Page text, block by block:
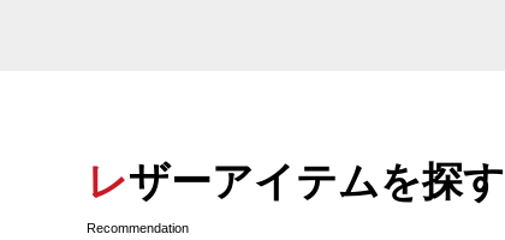
レザーアイテムを探す
Recommendation